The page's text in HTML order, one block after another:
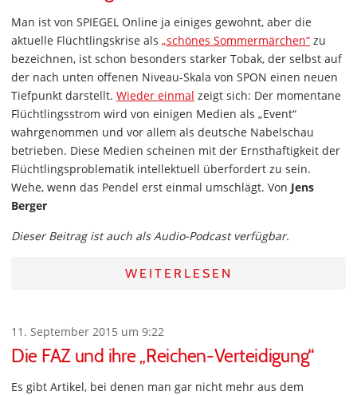
Man ist von SPIEGEL Online ja einiges gewohnt, aber die
aktuelle Flüchtlingskrise als „schönes Sommermärchen“ zu
bezeichnen, ist schon besonders starker Tobak, der selbst auf
der nach unten offenen Niveau-Skala von SPON einen neuen
Tiefpunkt darstellt. Wieder einmal zeigt sich: Der momentane
Flüchtlingsstrom wird von einigen Medien als „Event“
wahrgenommen und vor allem als deutsche Nabelschau
betrieben. Diese Medien scheinen mit der Ernsthaftigkeit der
Flüchtlingsproblematik intellektuell überfordert zu sein.
Wehe, wenn das Pendel erst einmal umschlägt. Von Jens
Berger
Dieser Beitrag ist auch als Audio-Podcast verfügbar.
WEITERLESEN
11. September 2015 um 9:22
Die FAZ und ihre „Reichen-Verteidigung“
Es gibt Artikel, bei denen man gar nicht mehr aus dem